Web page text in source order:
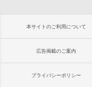
本サイトのご利用について
広告掲載のご案内
プライバシーポリシー